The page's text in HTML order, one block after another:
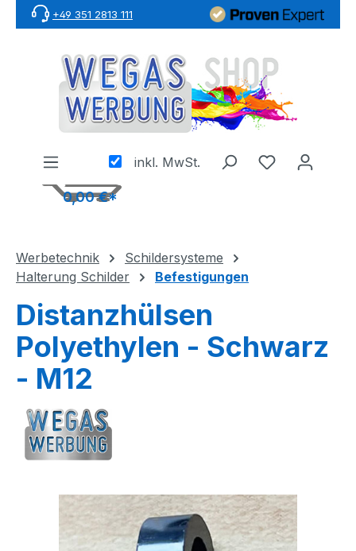
Zum Hauptinhalt springen
+49 351 2813 111
inkl. MwSt.
0,00 €*
Werbetechnik
Schildersysteme
Halterung Schilder
Befestigungen
Distanzhülsen
Polyethylen - Schwarz
- M12
Bildergalerie überspringen